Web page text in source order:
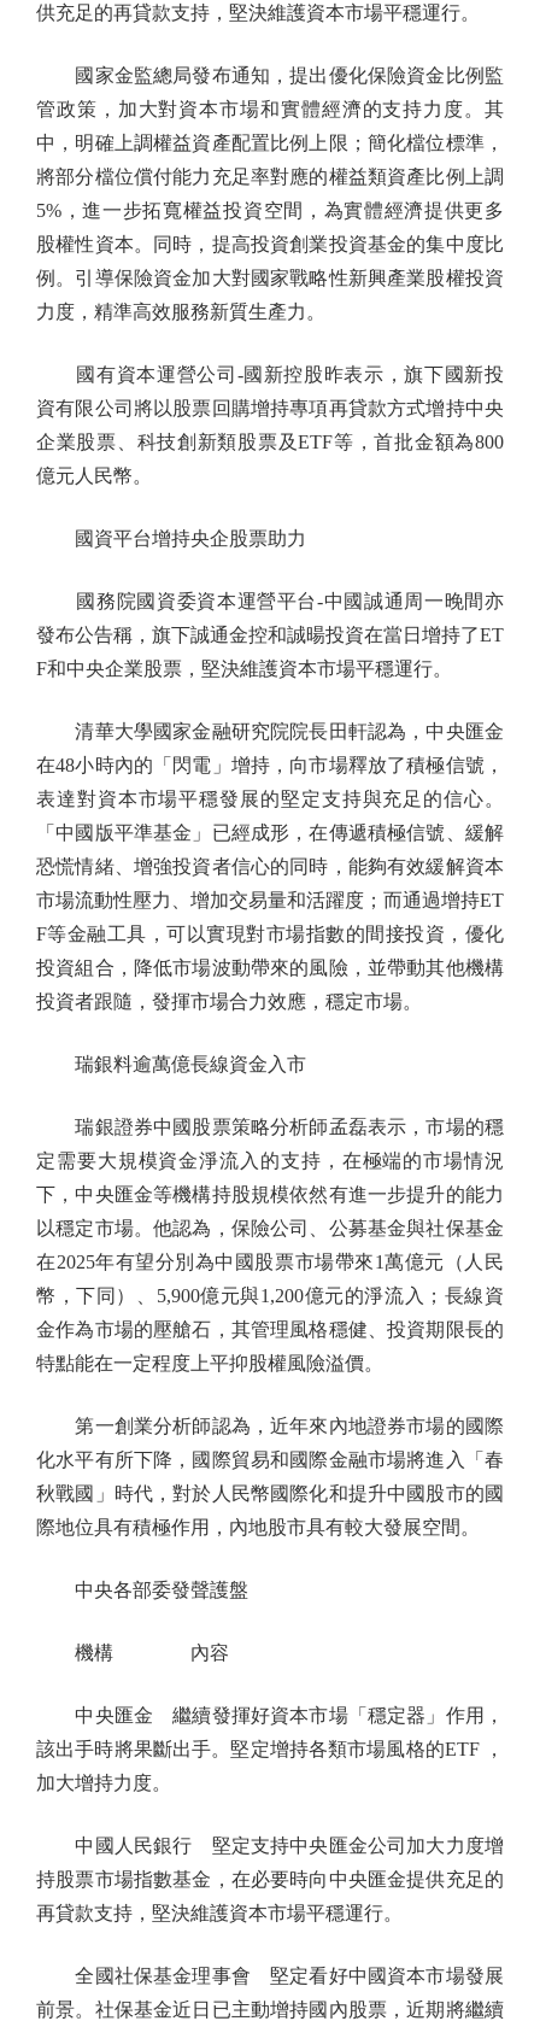
供充足的再貸款支持，堅決維護資本市場平穩運行。
國家金監總局發布通知，提出優化保險資金比例監
管政策，加大對資本市場和實體經濟的支持力度。其
中，明確上調權益資產配置比例上限；簡化檔位標準，
將部分檔位償付能力充足率對應的權益類資產比例上調
5%，進一步拓寬權益投資空間，為實體經濟提供更多
股權性資本。同時，提高投資創業投資基金的集中度比
例。引導保險資金加大對國家戰略性新興產業股權投資
力度，精準高效服務新質生產力。
國有資本運營公司-國新控股昨表示，旗下國新投
資有限公司將以股票回購增持專項再貸款方式增持中央
企業股票、科技創新類股票及ETF等，首批金額為800
億元人民幣。
國資平台增持央企股票助力
國務院國資委資本運營平台-中國誠通周一晚間亦
發布公告稱，旗下誠通金控和誠暘投資在當日增持了ET
F和中央企業股票，堅決維護資本市場平穩運行。
清華大學國家金融研究院院長田軒認為，中央匯金
在48小時內的「閃電」增持，向市場釋放了積極信號，
表達對資本市場平穩發展的堅定支持與充足的信心。
「中國版平準基金」已經成形，在傳遞積極信號、緩解
恐慌情緒、增強投資者信心的同時，能夠有效緩解資本
市場流動性壓力、增加交易量和活躍度；而通過增持ET
F等金融工具，可以實現對市場指數的間接投資，優化
投資組合，降低市場波動帶來的風險，並帶動其他機構
投資者跟隨，發揮市場合力效應，穩定市場。
瑞銀料逾萬億長線資金入市
瑞銀證券中國股票策略分析師孟磊表示，市場的穩
定需要大規模資金淨流入的支持，在極端的市場情況
下，中央匯金等機構持股規模依然有進一步提升的能力
以穩定市場。他認為，保險公司、公募基金與社保基金
在2025年有望分別為中國股票市場帶來1萬億元（人民
幣，下同）、5,900億元與1,200億元的淨流入；長線資
金作為市場的壓艙石，其管理風格穩健、投資期限長的
特點能在一定程度上平抑股權風險溢價。
第一創業分析師認為，近年來內地證券市場的國際
化水平有所下降，國際貿易和國際金融市場將進入「春
秋戰國」時代，對於人民幣國際化和提升中國股市的國
際地位具有積極作用，內地股市具有較大發展空間。
中央各部委發聲護盤
機構 內容
中央匯金 繼續發揮好資本市場「穩定器」作用，
該出手時將果斷出手。堅定增持各類市場風格的ETF ，
加大增持力度。
中國人民銀行 堅定支持中央匯金公司加大力度增
持股票市場指數基金，在必要時向中央匯金提供充足的
再貸款支持，堅決維護資本市場平穩運行。
全國社保基金理事會 堅定看好中國資本市場發展
前景。社保基金近日已主動增持國內股票，近期將繼續